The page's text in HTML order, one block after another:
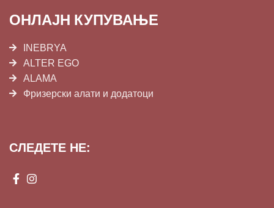
ОНЛАЈН КУПУВАЊЕ
INEBRYA
ALTER EGO
ALAMA
Фризерски алати и додатоци
СЛЕДЕТЕ НЕ: